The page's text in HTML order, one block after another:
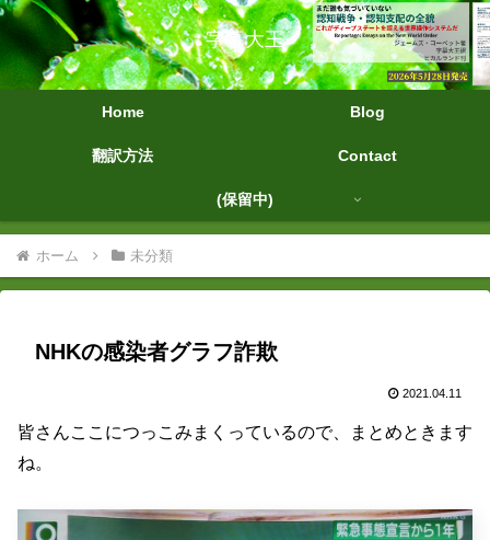
字幕大王
Home Blog
翻訳方法 Contact
(保留中)
ホーム 未分類
NHKの感染者グラフ詐欺
2021.04.11
皆さんここにつっこみまくっているので、まとめときます
ね。